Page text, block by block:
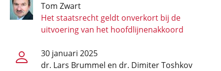
Tom Zwart
Het staatsrecht geldt onverkort bij de
uitvoering van het hoofdlijnenakkoord
30 januari 2025
dr. Lars Brummel en dr. Dimiter Toshkov